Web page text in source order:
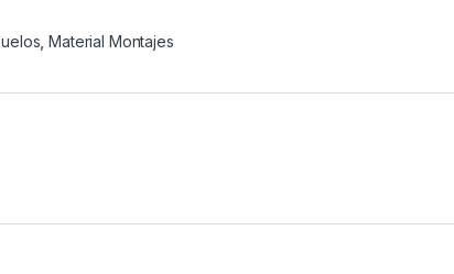
,Material Montajes